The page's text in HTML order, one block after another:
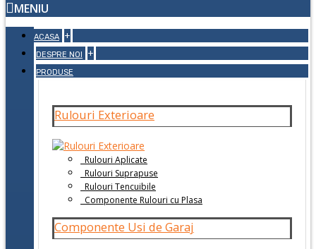
MENIU
ACASA +
DESPRE NOI +
PRODUSE
Rulouri Exterioare
Rulouri Aplicate
Rulouri Suprapuse
Rulouri Tencuibile
Componente Rulouri cu Plasa
Componente Usi de Garaj